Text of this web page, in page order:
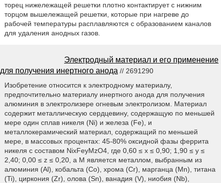
торец нижележащей решетки плотно контактирует с нижним
торцом вышележащей решетки, которые при нагреве до
рабочей температуры расплавляются с образованием каналов
для удаления анодных газов.
Электродный материал и его применение
для получения инертного анода // 2691290
Изобретение относится к электродному материалу,
предпочтительно материалу инертного анода для получения
алюминия в электролизере огневым электролизом. Материал
содержит металлическую сердцевину, содержащую по меньшей
мере один сплав никеля (Ni) и железа (Fe), и
металлокерамический материал, содержащий по меньшей
мере, в массовых процентах: 45-80% оксидной фазы феррита
никеля с составом NixFeyMzO4, где 0,60 ≤ x ≤ 0,90; 1,90 ≤ y ≤
2,40; 0,00 ≤ z ≤ 0,20, а M является металлом, выбранным из
алюминия (Al), кобальта (Co), хрома (Cr), марганца (Mn), титана
(Ti), циркония (Zr), олова (Sn), ванадия (V), ниобия (Nb),